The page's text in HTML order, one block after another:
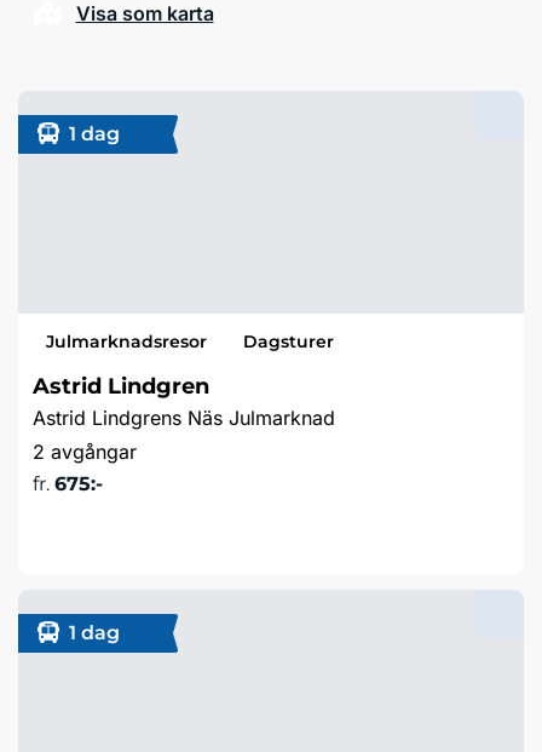
Visa som karta
1 dag
Julmarknadsresor Dagsturer
Astrid Lindgren
Astrid Lindgrens Näs Julmarknad
2 avgångar
fr. 675:-
1 dag